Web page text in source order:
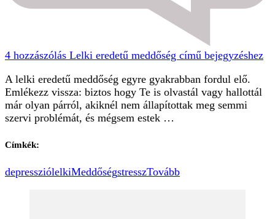
4 hozzászólás Lelki eredetű meddőség című bejegyzéshez
A lelki eredetű meddőség egyre gyakrabban fordul elő.
Emlékezz vissza: biztos hogy Te is olvastál vagy hallottál
már olyan párról, akiknél nem állapítottak meg semmi
szervi problémát, és mégsem estek …
Címkék:
depressziólelkiMeddőségstresszTovább